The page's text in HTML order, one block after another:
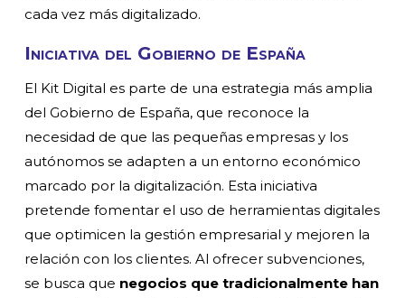
cada vez más digitalizado.
Iniciativa del Gobierno de España
El Kit Digital es parte de una estrategia más amplia
del Gobierno de España, que reconoce la
necesidad de que las pequeñas empresas y los
autónomos se adapten a un entorno económico
marcado por la digitalización. Esta iniciativa
pretende fomentar el uso de herramientas digitales
que optimicen la gestión empresarial y mejoren la
relación con los clientes. Al ofrecer subvenciones,
se busca que negocios que tradicionalmente han